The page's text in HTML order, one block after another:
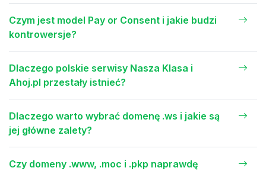
Czym jest model Pay or Consent i jakie budzi
kontrowersje?
Dlaczego polskie serwisy Nasza Klasa i
Ahoj.pl przestały istnieć?
Dlaczego warto wybrać domenę .ws i jakie są
jej główne zalety?
Czy domeny .www, .moc i .pkp naprawdę